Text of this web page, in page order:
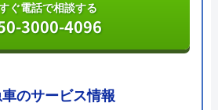
れて最短30分でスピード駆け付
です。
た際には頼りになる業者でしょ
ぐ電話で相談する
3000-4096
のサービス情報